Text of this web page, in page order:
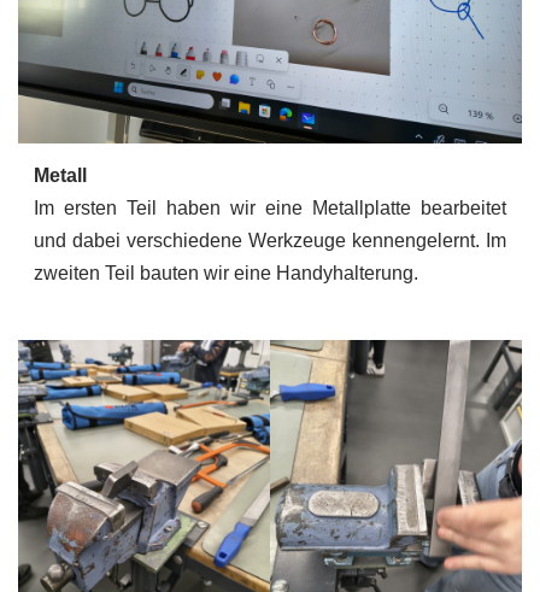
Metall
Im ersten Teil haben wir eine Metallplatte bearbeitet
und dabei verschiedene Werkzeuge kennengelernt. Im
zweiten Teil bauten wir eine Handyhalterung.